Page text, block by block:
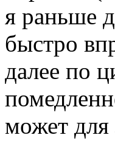
я раньше
быстро
далее по
может для